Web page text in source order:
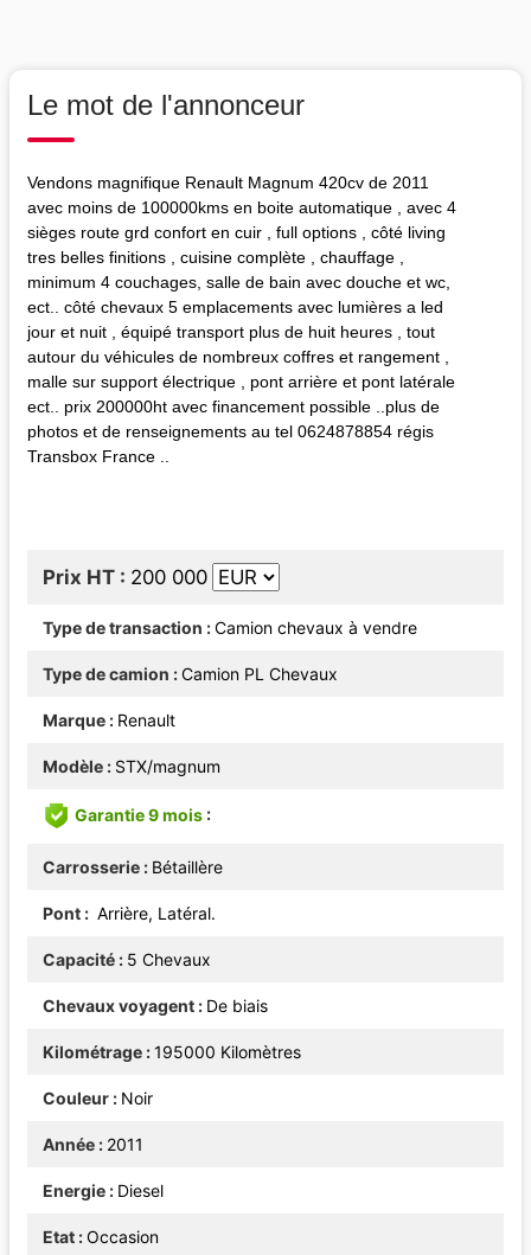
Le mot de l'annonceur
Vendons magnifique Renault Magnum 420cv de 2011
avec moins de 100000kms en boite automatique , avec 4
sièges route grd confort en cuir , full options , côté living
tres belles finitions , cuisine complète , chauffage ,
minimum 4 couchages, salle de bain avec douche et wc,
ect.. côté chevaux 5 emplacements avec lumières a led
jour et nuit , équipé transport plus de huit heures , tout
autour du véhicules de nombreux coffres et rangement ,
malle sur support électrique , pont arrière et pont latérale
ect.. prix 200000ht avec financement possible ..plus de
photos et de renseignements au tel 0624878854 régis
Transbox France ..
Prix HT 200 000
Type de transaction Camion chevaux à vendre
Type de camion Camion PL Chevaux
Marque Renault
Modèle STX/magnum
Garantie 9 mois
Carrosserie Bétaillère
Pont Arrière, Latéral.
Capacité 5 Chevaux
Chevaux voyagent De biais
Kilométrage 195000 Kilomètres
Couleur Noir
Année 2011
Energie Diesel
Etat Occasion